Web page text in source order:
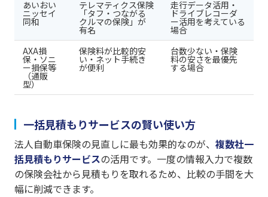
あいおい
ニッセイ
同和
テレマティクス保険
「タフ・つながる
クルマの保険」が
有名
走行データ活用・
ドライブレコーダ
ー活用を考えている
場合
AXA損
保・ソニ
ー損保等
（通販
型）
保険料が比較的安
い・ネット手続き
が便利
台数少ない・保険
料の安さを最優先
する場合
一括見積もりサービスの賢い使い方
法人自動車保険の見直しに最も効果的なのが、 複数社一
括見積もりサービスの活用です。一度の情報入力で複数
の保険会社から見積もりを取れるため、比較の手間を大
幅に削減できます。